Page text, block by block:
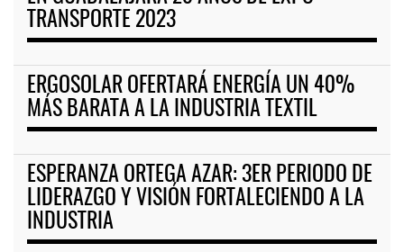
TRANSPORTE 2023
ERGOSOLAR OFERTARÁ ENERGÍA UN 40%
MÁS BARATA A LA INDUSTRIA TEXTIL
ESPERANZA ORTEGA AZAR: 3ER PERIODO DE
LIDERAZGO Y VISIÓN FORTALECIENDO A LA
INDUSTRIA